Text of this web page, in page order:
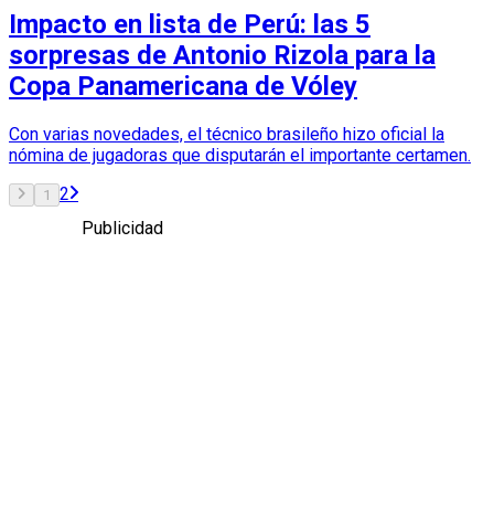
Impacto en lista de Perú: las 5
sorpresas de Antonio Rizola para la
Copa Panamericana de Vóley
Con varias novedades, el técnico brasileño hizo oficial la
nómina de jugadoras que disputarán el importante certamen.
1
2
Publicidad